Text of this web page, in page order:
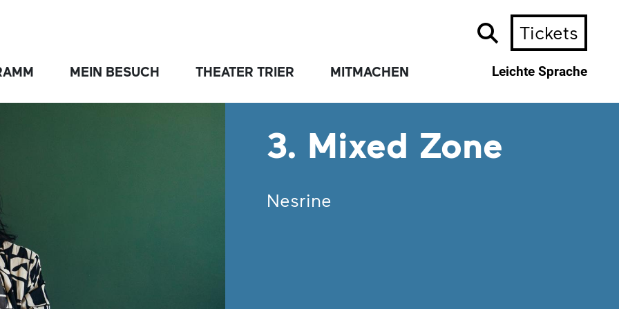
MEIN BESUCH THEATER TRIER MITMACHEN
Tickets
Leichte Sprache
3. Mixed Zone
Nesrine